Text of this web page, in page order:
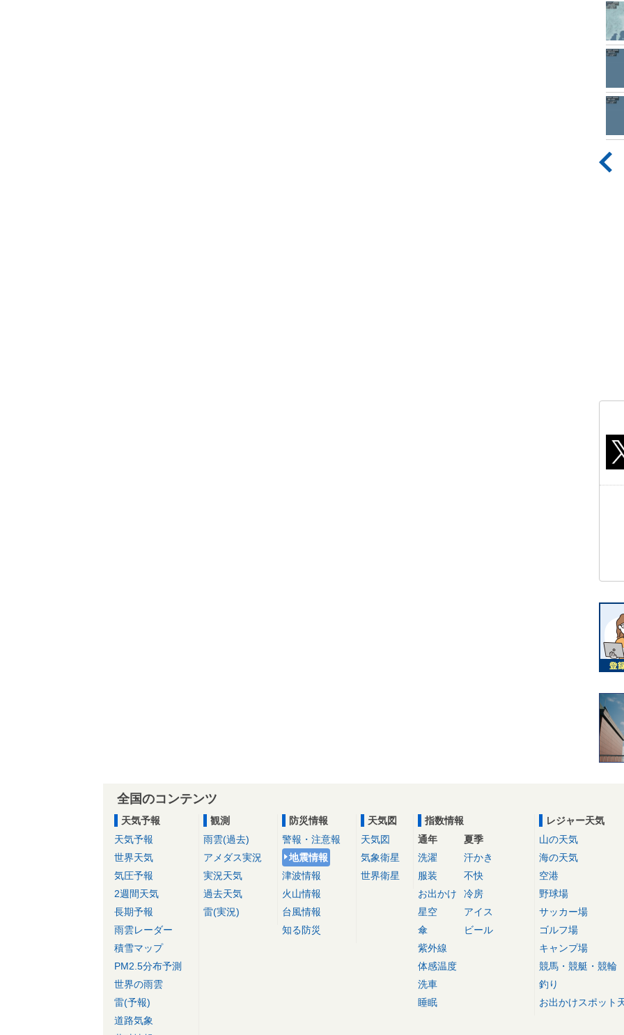
全国のコンテンツ
天気予報
天気予報
世界天気
気圧予報
2週間天気
長期予報
雨雲レーダー
積雪マップ
PM2.5分布予測
世界の雨雲
雷(予報)
道路気象
観測
雨雲(過去)
アメダス実況
実況天気
過去天気
雷(実況)
防災情報
警報・注意報
地震情報
津波情報
火山情報
台風情報
知る防災
天気図
天気図
気象衛星
世界衛星
指数情報
通年
洗濯
服装
お出かけ
星空
傘
紫外線
体感温度
洗車
睡眠
夏季
汗かき
不快
冷房
アイス
ビール
レジャー天気
山の天気
海の天気
空港
野球場
サッカー場
ゴルフ場
キャンプ場
競馬・競艇・競輪
釣り
お出かけスポット